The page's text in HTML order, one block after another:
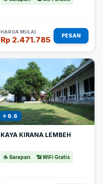
HARGA MULAI
Rp 2.471.785 PESAN
⭐ 9.6
KAYA KIRANA LEMBEH
☕ Sarapan 📶 WiFi Gratis